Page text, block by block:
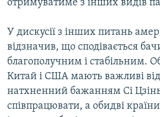
отримуватиме з інших видів
У дискусії з інших питань
відзначив, що сподівається
благополучним і стабільним.
Китай і США мають важливі
натхненний бажанням Сі
співпрацювати, а обидві